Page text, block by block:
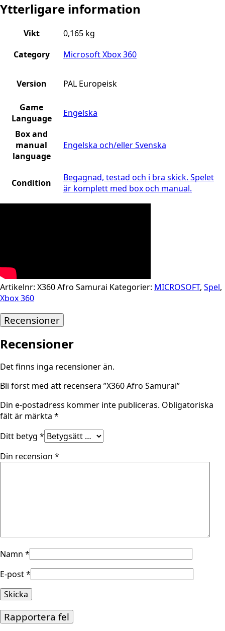
Ytterligare information
Vikt
0,165 kg
Category
Microsoft Xbox 360
Version PAL Europeisk
Game
Language
Engelska
Box and
manual
language
Engelska och/eller Svenska
Condition
Begagnad, testad och i bra skick. Spelet
är komplett med box och manual.
Artikelnr: X360 Afro Samurai Kategorier: MICROSOFT, Spel,
Xbox 360
Recensioner
Recensioner
Det finns inga recensioner än.
Bli först med att recensera ”X360 Afro Samurai”
Din e-postadress kommer inte publiceras. Obligatoriska
fält är märkta *
Ditt betyg *
Din recension *
Namn *
E-post*
Rapportera fel